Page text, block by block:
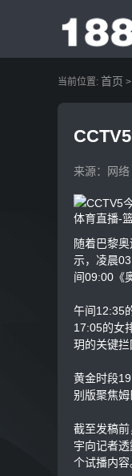
当前位置: 首页 >
来源：网络
体育直播-
随着巴黎
示，凌晨
间09:00《
午间12:35
17:05的女
玥的关键拦
黄金时段
别版聚焦
截至发稿
宇向记者
个试播内